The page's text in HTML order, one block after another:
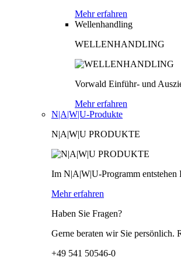
Mehr erfahren
Wellenhandling
WELLENHANDLING
Vorwald Einführ- und
Mehr erfahren
N|A|W|U-Produkte
N|A|W|U PRODUKTE
Im N|A|W|U-Programm entstehen
Mehr erfahren
Haben Sie Fragen?
Gerne beraten wir Sie persönlich.
+49 541 50546-0